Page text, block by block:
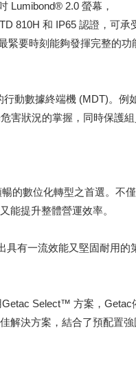
Lumibond® 2.0 螢幕，
810H 和 IP65 認證，可承
緊要時刻能夠發揮完整的功
動數據終端機 (MDT)。例
害狀況的掌握，同時保護
的數位化轉型之首選。不
能提升整體營運效率。
有一流效能又堅固耐用的
Select™ 方案，Getac
解決方案，結合了預配置